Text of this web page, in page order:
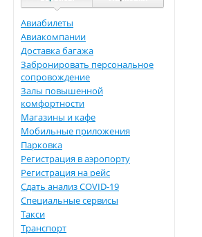
Авиабилеты
Авиакомпании
Доставка багажа
Забронировать персональное
сопровождение
Залы повышенной
комфортности
Магазины и кафе
Мобильные приложения
Парковка
Регистрация в аэропорту
Регистрация на рейс
Сдать анализ COVID-19
Специальные сервисы
Такси
Транспорт